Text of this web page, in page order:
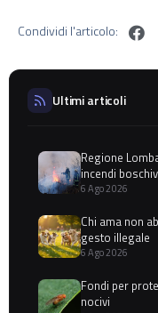
Condividi l'articolo:
Ultimi articoli
Regione
incendi
6 Ago 2026
Chi ama non
gesto illegale
6 Ago 2026
Fondi per
nocivi